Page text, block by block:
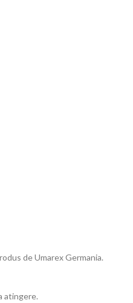
de Umarex Germania.
atingere.